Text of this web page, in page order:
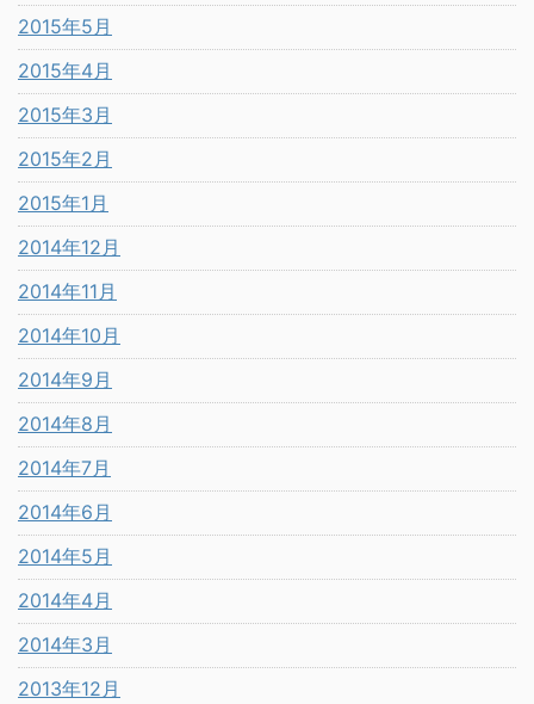
2015年5月
2015年4月
2015年3月
2015年2月
2015年1月
2014年12月
2014年11月
2014年10月
2014年9月
2014年8月
2014年7月
2014年6月
2014年5月
2014年4月
2014年3月
2013年12月